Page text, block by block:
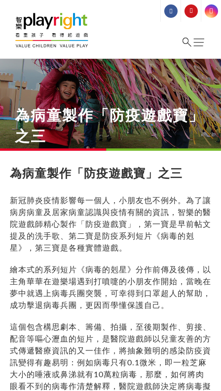
content
為病童製作「防疫遊戲寶」
之三
為病童製作「防疫遊戲寶」之三
新冠肺炎疫情影響每一個人，小朋友也不例外。為了讓
病房病童及居家病童認識與疫情有關的資訊，智樂的醫
院遊戲師精心製作「防疫遊戲寶」，第一寶是早前帖文
提及的洗手歌、第二寶是防疫系列短片《病毒的剋
星》，第三寶是各種實體遊戲。
繪本式的系列短片《病毒的剋星》分作前傳及後傳，以
主角華華在遊樂場遇到打噴嚏的小朋友作開始，當晚在
夢中就遇上病毒兵團突襲，可幸得到口罩超人的幫助，
成功擊退病毒兵團，更因而學懂保護自己。
這個包含構思劇本、籌備、拍攝，至後期製作、剪接、
配音等嘔心瀝血的短片，是醫院遊戲師以兒童友善的方
式傳遞醫療資訊的又一佳作，將抽象難明的感染防疫資
訊變得有趣易明：例如病毒只有0.1微米，即一粒芝麻
大小的唾液或鼻涕就有10萬粒病毒，那麼，如何將肉
眼看不到的病毒作清楚解釋，醫院遊戲師決定將病毒擬